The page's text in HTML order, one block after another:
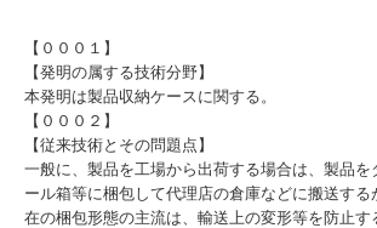
【０００１】
【発明の属する技術分野】
本発明は製品収納ケースに関する。
【０００２】
【従来技術とその問題点】
一般に、製品を工場から出荷する場合は、製品を
ール箱等に梱包して代理店の倉庫などに搬送する
在の梱包形態の主流は、輸送上の変形等を防止す